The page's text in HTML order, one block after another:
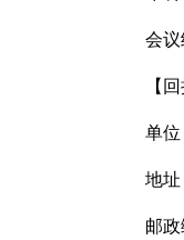
会议
【
单位
地址
邮